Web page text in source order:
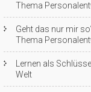
Thema
Geht das nur mir
Thema
Lernen als
Welt